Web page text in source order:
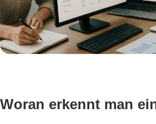
Woran erkennt man